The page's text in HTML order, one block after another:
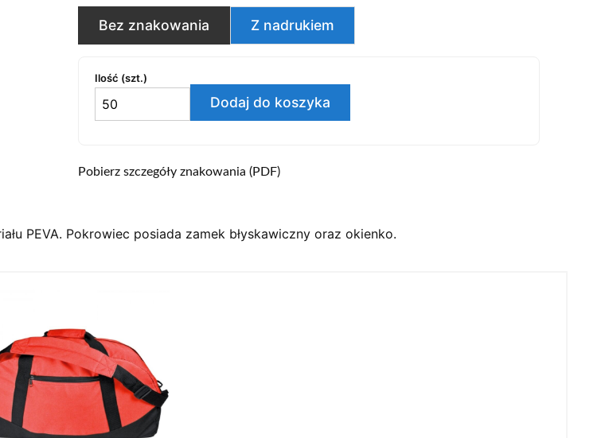
Bez znakowania Z nadrukiem
Ilość (szt.)
Dodaj do koszyka
Pobierz szczegóły znakowania (PDF)
PEVA. Pokrowiec posiada zamek błyskawiczny oraz okienko.